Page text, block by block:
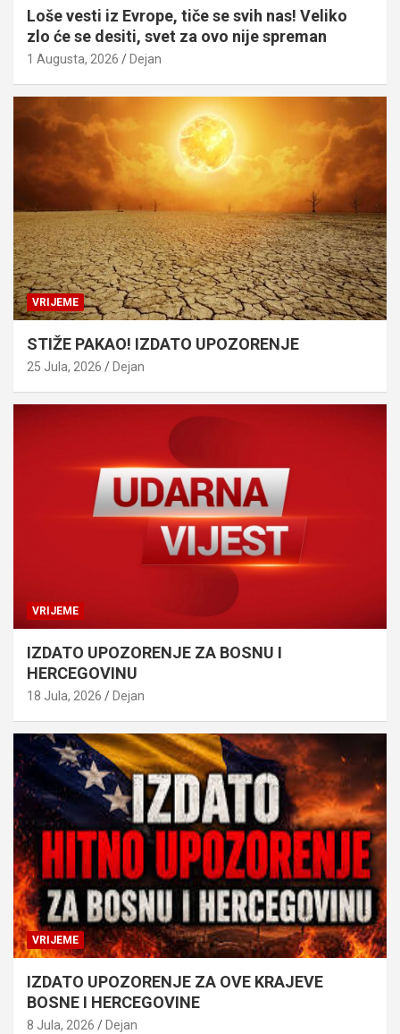
Loše vesti iz Evrope, tiče se svih nas! Veliko
zlo će se desiti, svet za ovo nije spreman
1 Augusta, 2026 Dejan
VRIJEME
STIŽE PAKAO! IZDATO UPOZORENJE
25 Jula, 2026 Dejan
VRIJEME
IZDATO UPOZORENJE ZA BOSNU I
HERCEGOVINU
18 Jula, 2026 Dejan
VRIJEME
IZDATO UPOZORENJE ZA OVE KRAJEVE
BOSNE I HERCEGOVINE
8 Jula, 2026 Dejan